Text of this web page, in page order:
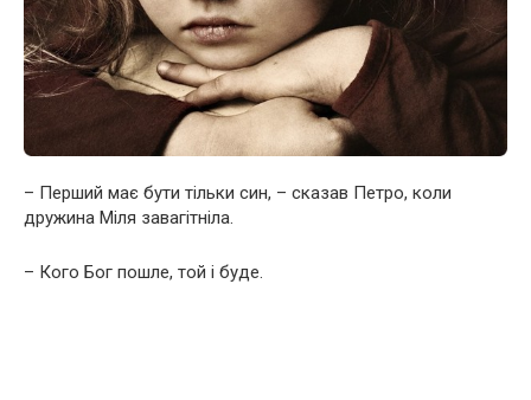
– Перший має бути тільки син, – сказав Петро, коли
дружина Міля зaвaгітніла.
– Кого Бог пошле, той і буде.